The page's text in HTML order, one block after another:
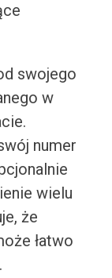
swojego
w
numer
wielu
że
łatwo